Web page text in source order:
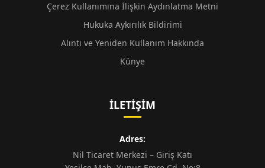
Çerez Kullanımına İlişkin Aydınlatma Metni
Hukuka Aykırılık Bildirimi
Alıntı ve Yeniden Kullanım Hakkında
Künye
İLETIŞIM
Adres:
Nil Ticaret Merkezi – Giriş Katı